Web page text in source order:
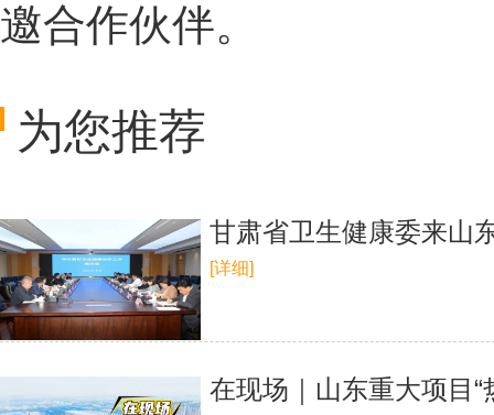
邀合作伙伴。
为您推荐
甘肃省卫生健康委来山
[详细]
在现场｜山东重大项目“